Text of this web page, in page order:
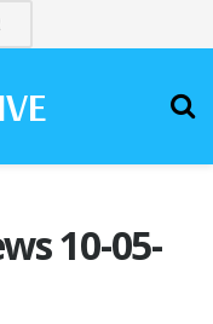
10-05-